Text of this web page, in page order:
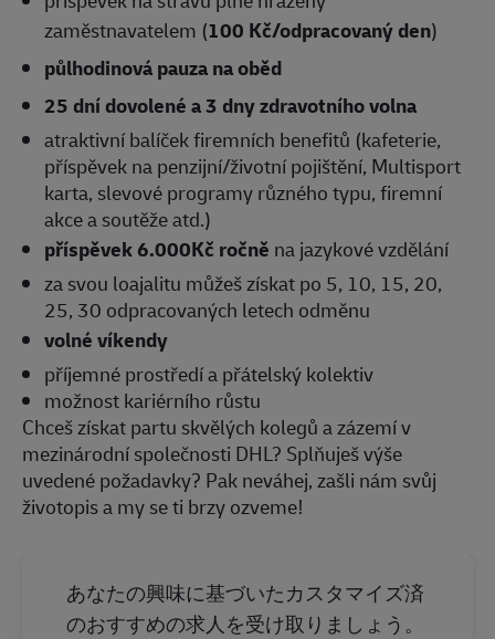
zaměstnavatelem (100 Kč/odpracovaný den)
půlhodinová pauza na oběd
25 dní dovolené a 3 dny zdravotního volna
atraktivní balíček firemních benefitů (kafeterie,
příspěvek na penzijní/životní pojištění, Multisport
karta, slevové programy různého typu, firemní
akce a soutěže atd.)
příspěvek 6.000Kč ročně na jazykové vzdělání
za svou loajalitu můžeš získat po 5, 10, 15, 20,
25, 30 odpracovaných letech odměnu
volné víkendy
příjemné prostředí a přátelský kolektiv
možnost kariérního růstu
Chceš získat partu skvělých kolegů a zázemí v
mezinárodní společnosti DHL? Splňuješ výše
uvedené požadavky? Pak neváhej, zašli nám svůj
životopis a my se ti brzy ozveme!
あなたの興味に基づいたカスタマイズ済
のおすすめの求人を受け取りましょう。